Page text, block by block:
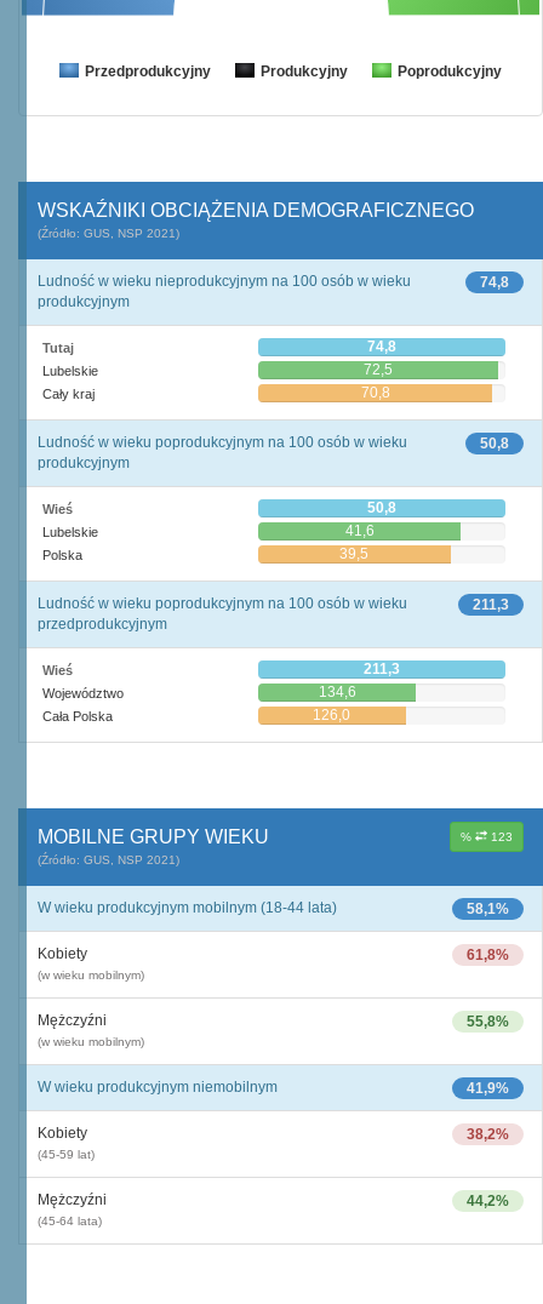
Przedprodukcyjny Produkcyjny Poprodukcyjny
WSKAŹNIKI OBCIĄŻENIA DEMOGRAFICZNEGO
(Źródło: GUS, NSP 2021)
74,8
Ludność w wieku nieprodukcyjnym na 100 osób w wieku
produkcyjnym
Tutaj 74,8
Lubelskie 72,5
Cały kraj 70,8
50,8
Ludność w wieku poprodukcyjnym na 100 osób w wieku
produkcyjnym
Wieś 50,8
Lubelskie 41,6
Polska 39,5
211,3
Ludność w wieku poprodukcyjnym na 100 osób w wieku
przedprodukcyjnym
Wieś 211,3
Województwo 134,6
Cała Polska 126,0
% 123
MOBILNE GRUPY WIEKU
(Źródło: GUS, NSP 2021)
58,1%
W wieku produkcyjnym mobilnym (18-44 lata)
61,8%
Kobiety
(w wieku mobilnym)
55,8%
Mężczyźni
(w wieku mobilnym)
41,9%
W wieku produkcyjnym niemobilnym
38,2%
Kobiety
(45-59 lat)
44,2%
Mężczyźni
(45-64 lata)